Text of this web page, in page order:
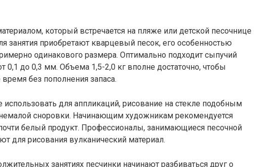
который встречается на пляже или детской песочнице
занятия приобретают кварцевый песок, его особенностью
одинакового размера. Оптимально подходит сыпучий
0,1 до 0,3 мм. Объема 1,5-2,0 кг вполне достаточно, чтобы
без пополнения запаса.
для аппликаций, рисование на стекле подобным
сноровки. Начинающим художникам рекомендуется
белый продукт. Профессионалы, занимающиеся песочной
для рисования вулканический материал.
занятиях песчинки начинают разбиваться друг о